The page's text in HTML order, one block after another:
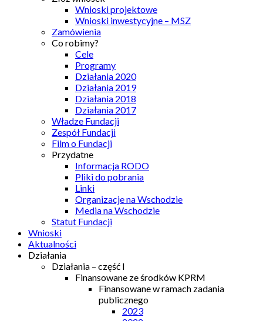
Wnioski projektowe
Wnioski inwestycyjne – MSZ
Zamówienia
Co robimy?
Cele
Programy
Działania 2020
Działania 2019
Działania 2018
Działania 2017
Władze Fundacji
Zespół Fundacji
Film o Fundacji
Przydatne
Informacja RODO
Pliki do pobrania
Linki
Organizacje na Wschodzie
Media na Wschodzie
Statut Fundacji
Wnioski
Aktualności
Działania
Działania – część I
Finansowane ze środków KPRM
Finansowane w ramach zadania
publicznego
2023